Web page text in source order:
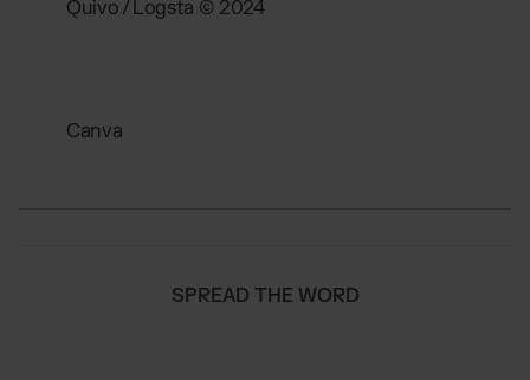
Quivo / Logsta © 2024
Canva
SPREAD THE WORD